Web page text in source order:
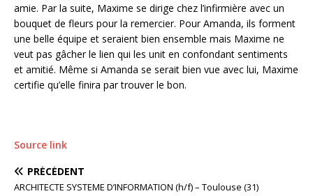
amie. Par la suite, Maxime se dirige chez l’infirmière avec un
bouquet de fleurs pour la remercier. Pour Amanda, ils forment
une belle équipe et seraient bien ensemble mais Maxime ne
veut pas gâcher le lien qui les unit en confondant sentiments
et amitié. Même si Amanda se serait bien vue avec lui, Maxime
certifie qu’elle finira par trouver le bon.
Source link
PRÉCÉDENT
ARCHITECTE SYSTEME D’INFORMATION (h/f) – Toulouse (31)